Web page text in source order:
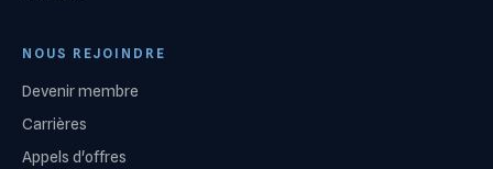
NOUS REJOINDRE
Devenir membre
Carrières
Appels d'offres